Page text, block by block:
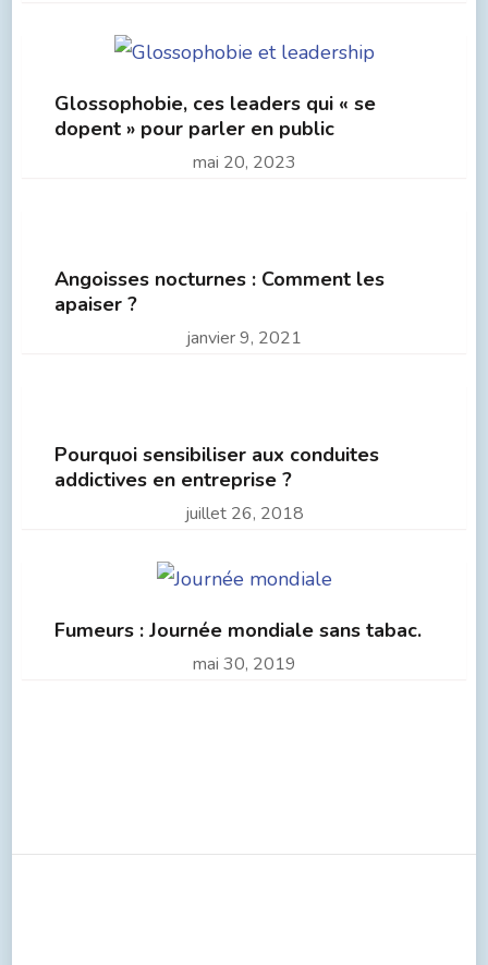
Glossophobie, ces leaders qui « se
dopent » pour parler en public
mai 20, 2023
Angoisses nocturnes : Comment les
apaiser ?
janvier 9, 2021
Pourquoi sensibiliser aux conduites
addictives en entreprise ?
juillet 26, 2018
Fumeurs : Journée mondiale sans tabac.
mai 30, 2019